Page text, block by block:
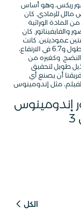
ريكس، وهو أساس
مائل للرمادي. كان
المادة الوراثية
والفايفيناتور. كان
عموديتين. كانت
الأنثى قادرة على الوصول إلى 16.9 مترًا في الطول و6.7 في الارتفاع،
طولها بلغ 15 مترًا عند النضج. وكغيره من
ذيل طويل لتحقيق
أن يصنع أي
مثل إندومينوس
الكل